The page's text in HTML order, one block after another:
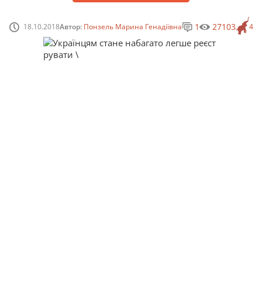
18.10.2018Автор: Понзель Марина Генадіївна 4
1 27103